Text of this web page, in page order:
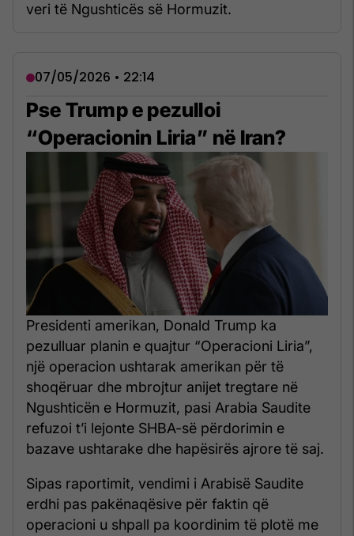
veri të Ngushticës së Hormuzit.
07/05/2026 • 22:14
Pse Trump e pezulloi
“Operacionin Liria” në Iran?
Presidenti amerikan, Donald Trump ka
pezulluar planin e quajtur “Operacioni Liria”,
një operacion ushtarak amerikan për të
shoqëruar dhe mbrojtur anijet tregtare në
Ngushticën e Hormuzit, pasi Arabia Saudite
refuzoi t’i lejonte SHBA-së përdorimin e
bazave ushtarake dhe hapësirës ajrore të saj.
Sipas raportimit, vendimi i Arabisë Saudite
erdhi pas pakënaqësive për faktin që
operacioni u shpall pa koordinim të plotë me